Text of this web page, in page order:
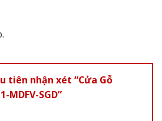
tiên nhận xét “Cửa Gỗ
MDFV-SGD”